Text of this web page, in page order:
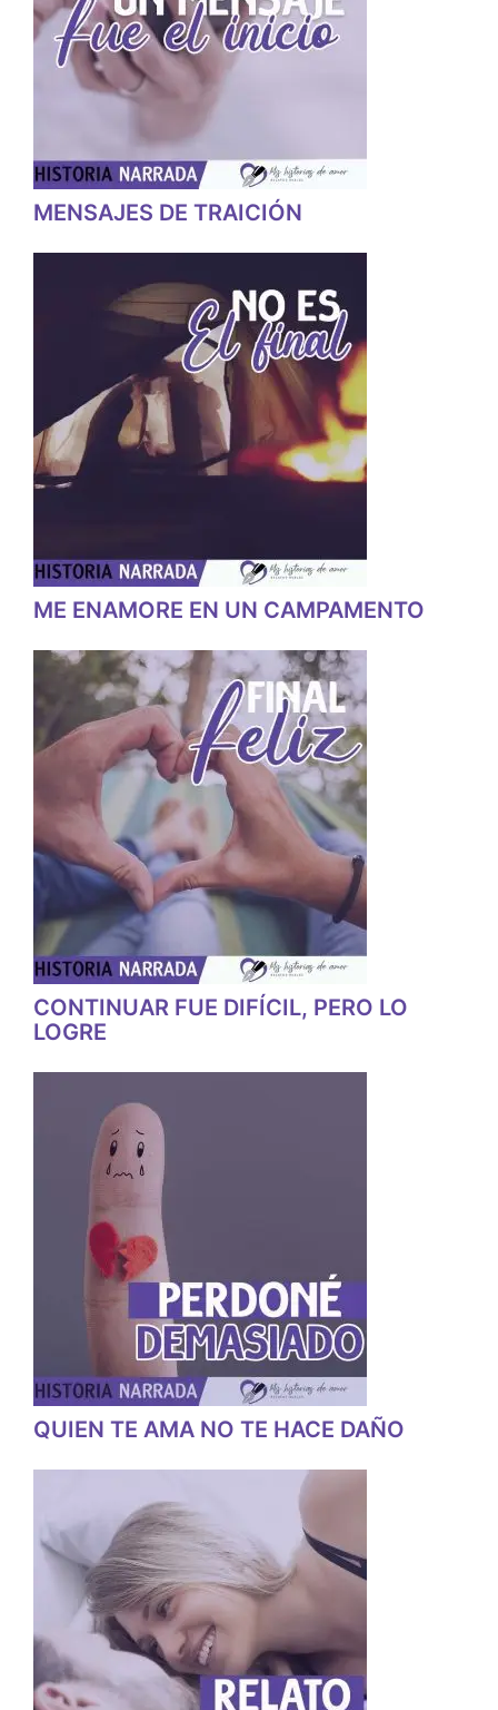
MENSAJES DE TRAICIÓN
ME ENAMORE EN UN CAMPAMENTO
CONTINUAR FUE DIFÍCIL, PERO LO
LOGRE
QUIEN TE AMA NO TE HACE DAÑO